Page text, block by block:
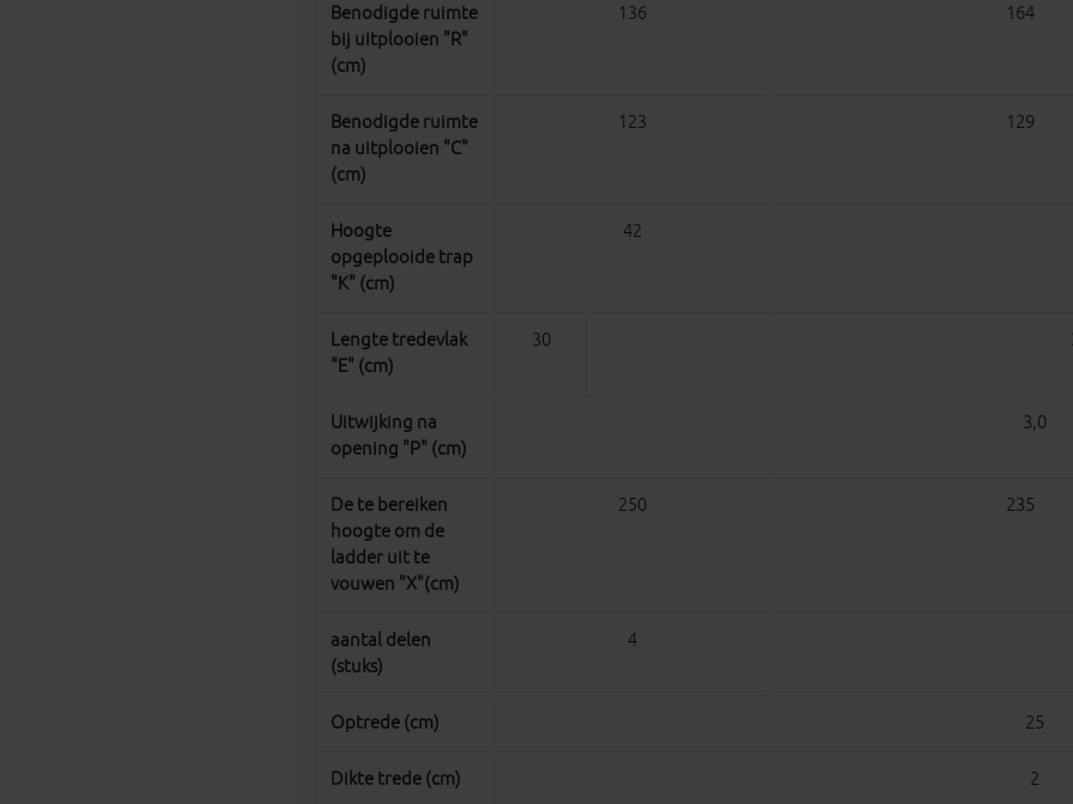
Benodigde ruimte
bij uitplooien "R"
(cm)
136 164
Benodigde ruimte
na uitplooien "C"
(cm)
123 129
Hoogte
opgeplooide trap
"K" (cm)
42
Lengte tredevlak
"E" (cm)
30
Uitwijking na
opening "P" (cm)
3,0
De te bereiken
hoogte om de
ladder uit te
vouwen "X"(cm)
250 235
aantal delen
(stuks)
4
Optrede (cm) 25
Dikte trede (cm) 2